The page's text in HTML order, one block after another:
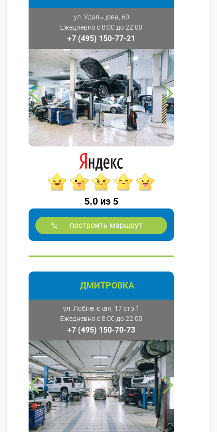
ул. Удальцова, 60
Ежедневно с 8:00 до 22:00
+7 (495) 150-77-21
5.0 из 5
построить маршрут
ДМИТРОВКА
ул. Лобненская, 17 стр 1
Ежедневно с 8:00 до 22:00
+7 (495) 150-70-73